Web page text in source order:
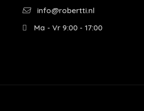
info@robertti.nl
Ma - Vr 9:00 - 17:00